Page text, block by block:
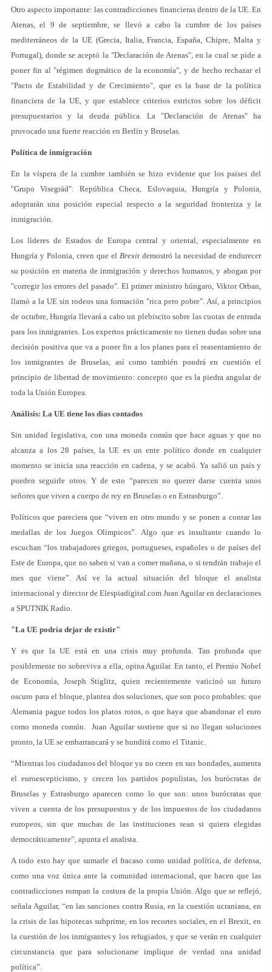
Otro aspecto importante: las contradicciones financieras dentro de la UE. En
Atenas, el 9 de septiembre, se llevó a cabo la cumbre de los países
mediterráneos de la UE (Grecia, Italia, Francia, España, Chipre, Malta y
Portugal), donde se aceptó la "Declaración de Atenas", en la cual se pide a
poner fin al "régimen dogmático de la economía", y de hecho rechazar el
"Pacto de Estabilidad y de Crecimiento", que es la base de la política
financiera de la UE, y que establece criterios estrictos sobre los déficit
presupuestarios y la deuda pública. La "Declaración de Atenas" ha
provocado una fuerte reacción en Berlín y Bruselas.
Política de inmigración
En la víspera de la cumbre también se hizo evidente que los paises del
"Grupo Visegrád": República Checa, Eslovaquia, Hungría y Polonia,
adoptarán una posición especial respecto a la seguridad fronteriza y la
inmigración.
Los líderes de Estados de Europa central y oriental, especialmente en
Hungría y Polonia, creen que el Brexit demostró la necesidad de endurecer
su posición en materia de inmigración y derechos humanos, y abogan por
"corregir los errores del pasado". El primer ministro húngaro, Viktor Orban,
llamó a la UE sin rodeos una formación "rica pero pobre". Así, a principios
de octubre, Hungría llevará a cabo un plebiscito sobre las cuotas de entrada
para los inmigrantes. Los expertos prácticamente no tienen dudas sobre una
decisión positiva que va a poner fin a los planes para el reasentamiento de
los inmigrantes de Bruselas, así como también pondrá en cuestión el
principio de libertad de movimiento: concepto que es la piedra angular de
toda la Unión Europea.
Análisis: La UE tiene los días contados
Sin unidad legislativa, con una moneda común que hace aguas y que no
alcanza a los 28 países, la UE es un ente político donde en cualquier
momento se inicia una reacción en cadena, y se acabó. Ya salió un país y
pueden seguirle otros. Y de esto “parecen no querer darse cuenta unos
señores que viven a cuerpo de rey en Bruselas o en Estrasburgo”.
Políticos que pareciera que “viven en otro mundo y se ponen a contar las
medallas de los Juegos Olímpicos”. Algo que es insultante cuando lo
escuchan “los trabajadores griegos, portugueses, españoles o de países del
Este de Europa, que no saben si van a comer mañana, o si tendrán trabajo el
mes que viene”. Así ve la actual situación del bloque el analista
internacional y director de Elespiadigital.com Juan Aguilar en declaraciones
a SPUTNIK Radio.
"La UE podría dejar de existir"
Y es que la UE está en una crisis muy profunda. Tan profunda que
posiblemente no sobreviva a ella, opina Aguilar. En tanto, el Premio Nobel
de Economía, Joseph Stiglitz, quien recientemente vaticinó un futuro
oscuro para el bloque, plantea dos soluciones, que son poco probables: que
Alemania pague todos los platos rotos, o que haya que abandonar el euro
como moneda común. Juan Aguilar sostiene que si no llegan soluciones
pronto, la UE se embarrancará y se hundirá como el Titanic.
“Mientras los ciudadanos del bloque ya no creen en sus bondades, aumenta
el euroescepticismo, y crecen los partidos populistas, los burócratas de
Bruselas y Estrasburgo aparecen como lo que son: unos burócratas que
viven a cuenta de los presupuestos y de los impuestos de los ciudadanos
europeos, sin que muchas de las instituciones sean si quiera elegidas
democráticamente”, apunta el analista.
A todo esto hay que sumarle el fracaso como unidad política, de defensa,
como una voz única ante la comunidad internacional, que hacen que las
contradicciones rompan la costura de la propia Unión. Algo que se reflejó,
señala Aguilar, “en las sanciones contra Rusia, en la cuestión ucraniana, en
la crisis de las hipotecas subprime, en los recortes sociales, en el Brexit, en
la cuestión de los inmigrantes y los refugiados, y que se verán en cualquier
circunstancia que para solucionarse implique de verdad una unidad
política”.